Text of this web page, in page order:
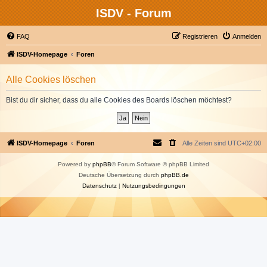
ISDV - Forum
FAQ Anmelden
Registrieren
ISDV-Homepage Foren
Alle Cookies löschen
Bist du dir sicher, dass du alle Cookies des Boards löschen möchtest?
ISDV-Homepage Foren Alle Zeiten sind UTC+02:00
Powered by phpBB® Forum Software © phpBB Limited
Deutsche Übersetzung durch phpBB.de
Datenschutz| Nutzungsbedingungen